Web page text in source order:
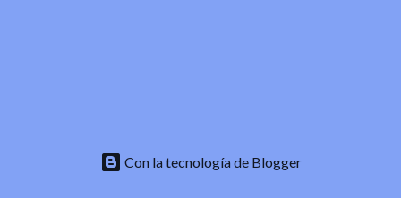
Con la tecnología de Blogger